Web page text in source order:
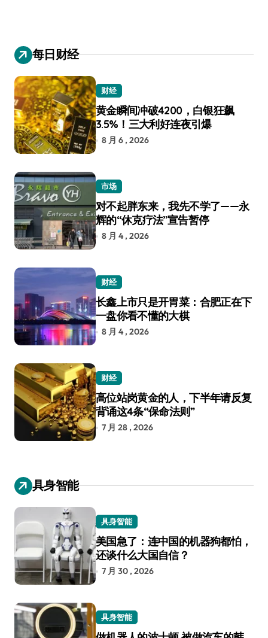
每日财经
财经
黄金瞬间冲破4200，白银狂飙
3.5%！三大利好连夜引爆
8 月 6 , 2026
市场
对不起胖东来，我先不学了——永
辉的“休克疗法”宣告暂停
8 月 4 , 2026
财经
长鑫上市只是开胃菜：合肥正在下
一盘你看不懂的大棋
8 月 4 , 2026
财经
高位站岗黄金的人，下半年请反复
背诵这4条“保命法则”
7 月 28 , 2026
具身智能
具身智能
美国急了：连中国的机器狗都怕，
还谈什么大国自信？
7 月 30 , 2026
具身智能